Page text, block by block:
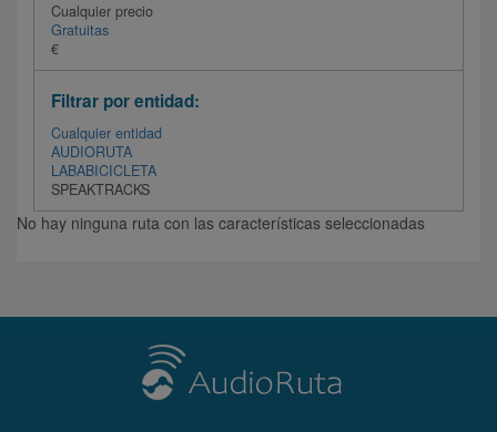
Cualquier precio
Gratuitas
€
Filtrar por entidad:
Cualquier entidad
AUDIORUTA
LABABICICLETA
SPEAKTRACKS
No hay ninguna ruta con las características seleccionadas